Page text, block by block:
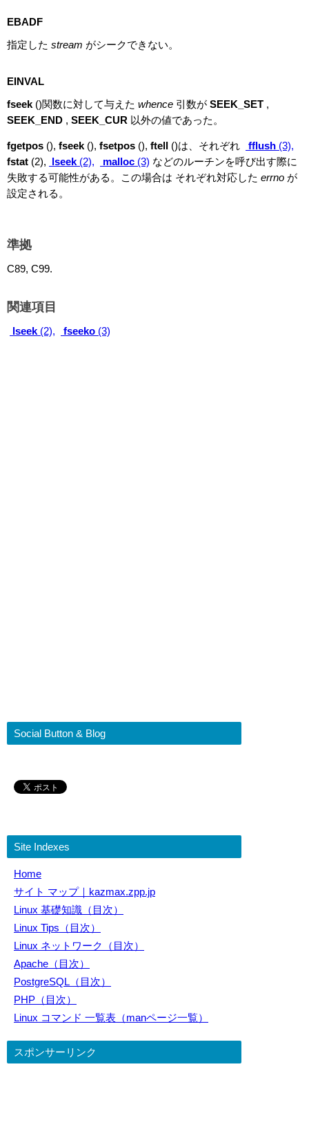
EBADF
指定した stream がシークできない。
EINVAL
fseek ()関数に対して与えた whence 引数が SEEK_SET ,
SEEK_END , SEEK_CUR 以外の値であった。
fgetpos (), fseek (), fsetpos (), ftell ()は、それぞれ fflush (3),
fstat (2), lseek (2), malloc (3) などのルーチンを呼び出す際に
失敗する可能性がある。この場合は それぞれ対応した errno が
設定される。
準拠
C89, C99.
関連項目
lseek (2), fseeko (3)
Social Button & Blog
Site Indexes
Home
サイト マップ｜kazmax.zpp.jp
Linux 基礎知識（目次）
Linux Tips（目次）
Linux ネットワーク（目次）
Apache（目次）
PostgreSQL（目次）
PHP（目次）
Linux コマンド 一覧表（manページ一覧）
スポンサーリンク